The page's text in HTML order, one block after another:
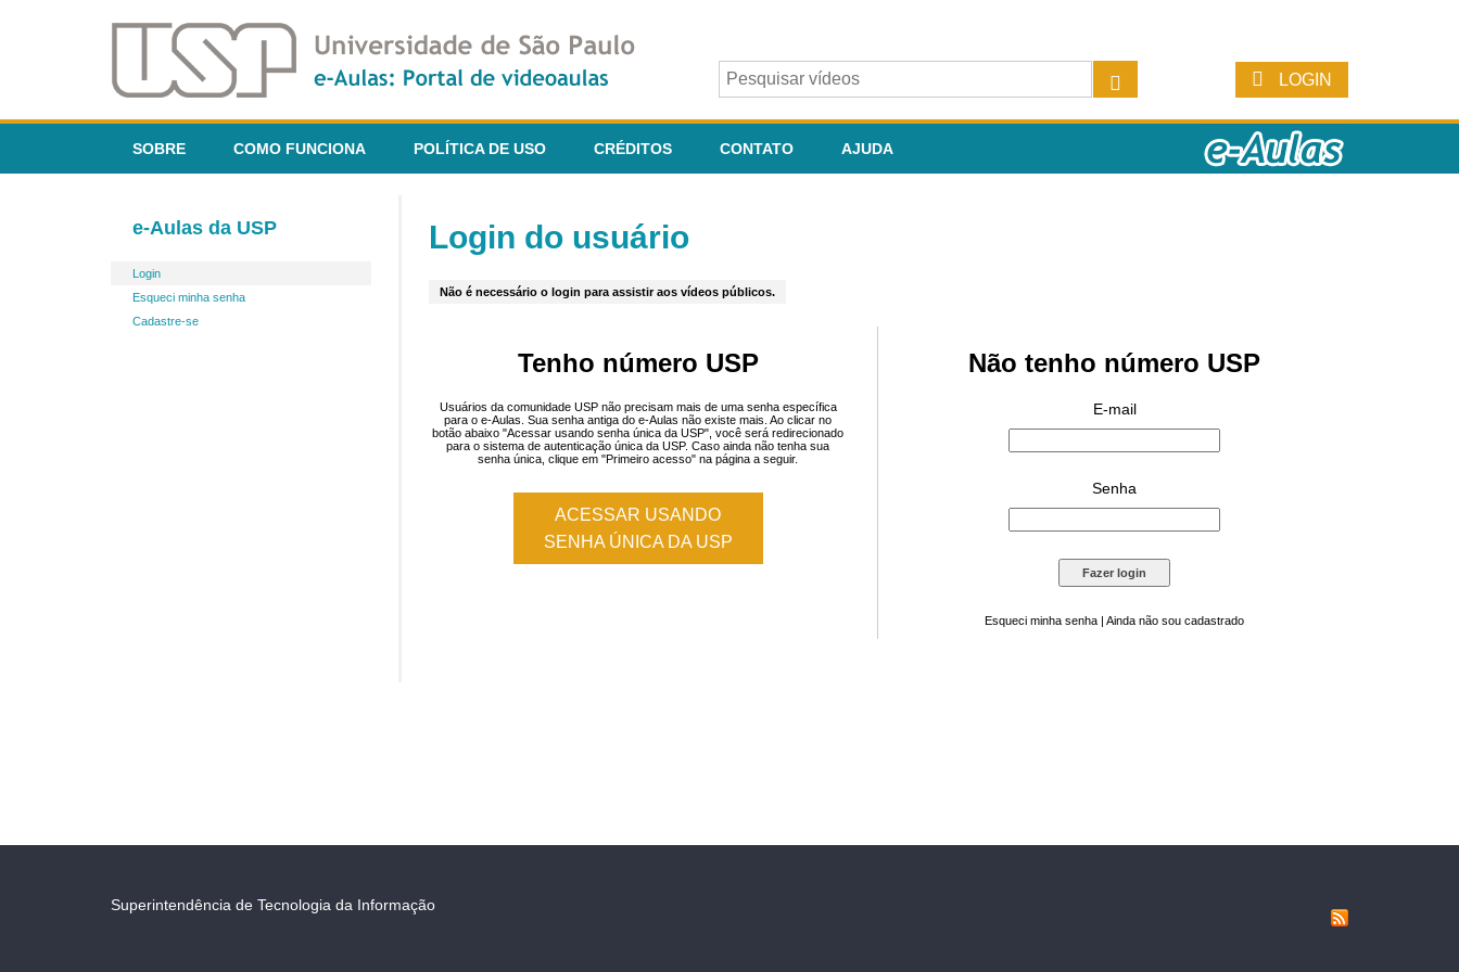
LOGIN
SOBRE COMO FUNCIONA POLÍTICA DE USO CRÉDITOS CONTATO AJUDA
e-Aulas da USP
Login
Esqueci minha senha
Cadastre-se
Login do usuário
Não é necessário o login para assistir aos vídeos públicos.
Tenho número USP
Usuários da comunidade USP não precisam mais de uma senha específica
para o e-Aulas. Sua senha antiga do e-Aulas não existe mais. Ao clicar no
botão abaixo "Acessar usando senha única da USP", você será redirecionado
para o sistema de autenticação única da USP. Caso ainda não tenha sua
senha única, clique em "Primeiro acesso" na página a seguir.
ACESSAR USANDO
SENHA ÚNICA DA USP
Não tenho número USP
E-mail
Senha
Esqueci minha senha | Ainda não sou cadastrado
Superintendência de Tecnologia da Informação